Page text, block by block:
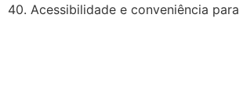
40. Acessibilidade e conveniência